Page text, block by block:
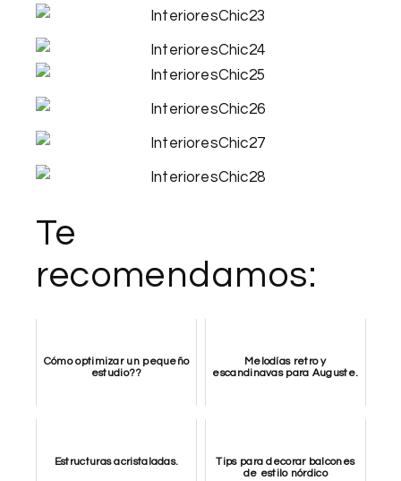
Te
recomendamos:
Cómo optimizar un pequeño
estudio??
Melodías retro y
escandinavas para Auguste.
Estructuras acristaladas.
Tips para decorar balcones
de estilo nórdico